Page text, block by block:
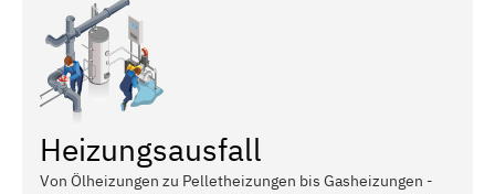
Heizungsausfall
Von Ölheizungen zu Pelletheizungen bis Gasheizungen -